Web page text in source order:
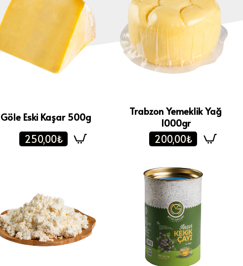
Göle Eski Kaşar 500g
250,00₺
Trabzon Yemeklik Yağ
1000gr
200,00₺